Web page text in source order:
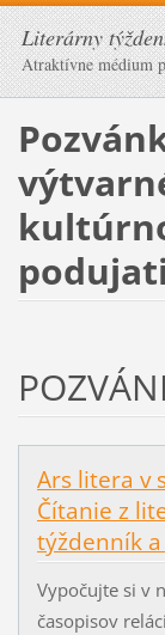
Literárny
Atraktívne médium
Ars litera v
Čítanie z
týždenník a
Vypočujte si v
časopisov